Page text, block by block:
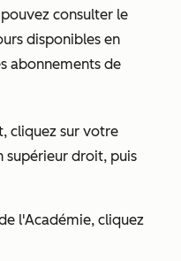
consulter le
disponibles en
abonnements de
cliquez sur votre
supérieur droit, puis
l'Académie, cliquez